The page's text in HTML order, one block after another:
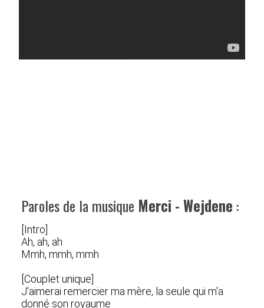
Paroles de la musique Merci - Wejdene :
[Intro]
Ah, ah, ah
Mmh, mmh, mmh
[Couplet unique]
J'aimerai remercier ma mère, la seule qui m'a
donné son royaume